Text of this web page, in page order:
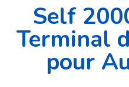
Self
Terminal
pour